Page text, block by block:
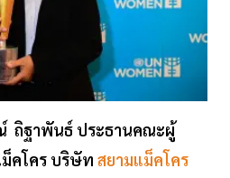
ถิฐาพันธ์ ประธานคณะผู้
ม็คโคร บริษัท สยามแม็คโคร